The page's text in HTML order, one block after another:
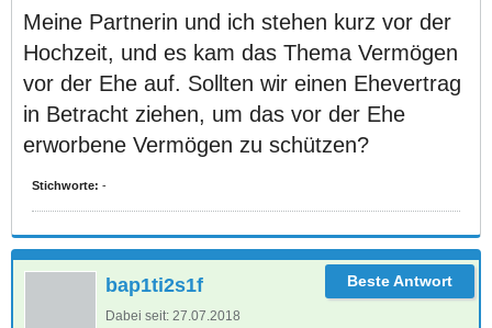
Meine Partnerin und ich stehen kurz vor der
Hochzeit, und es kam das Thema Vermögen
vor der Ehe auf. Sollten wir einen Ehevertrag
in Betracht ziehen, um das vor der Ehe
erworbene Vermögen zu schützen?
Stichworte: -
bap1ti2s1f
Dabei seit: 27.07.2018